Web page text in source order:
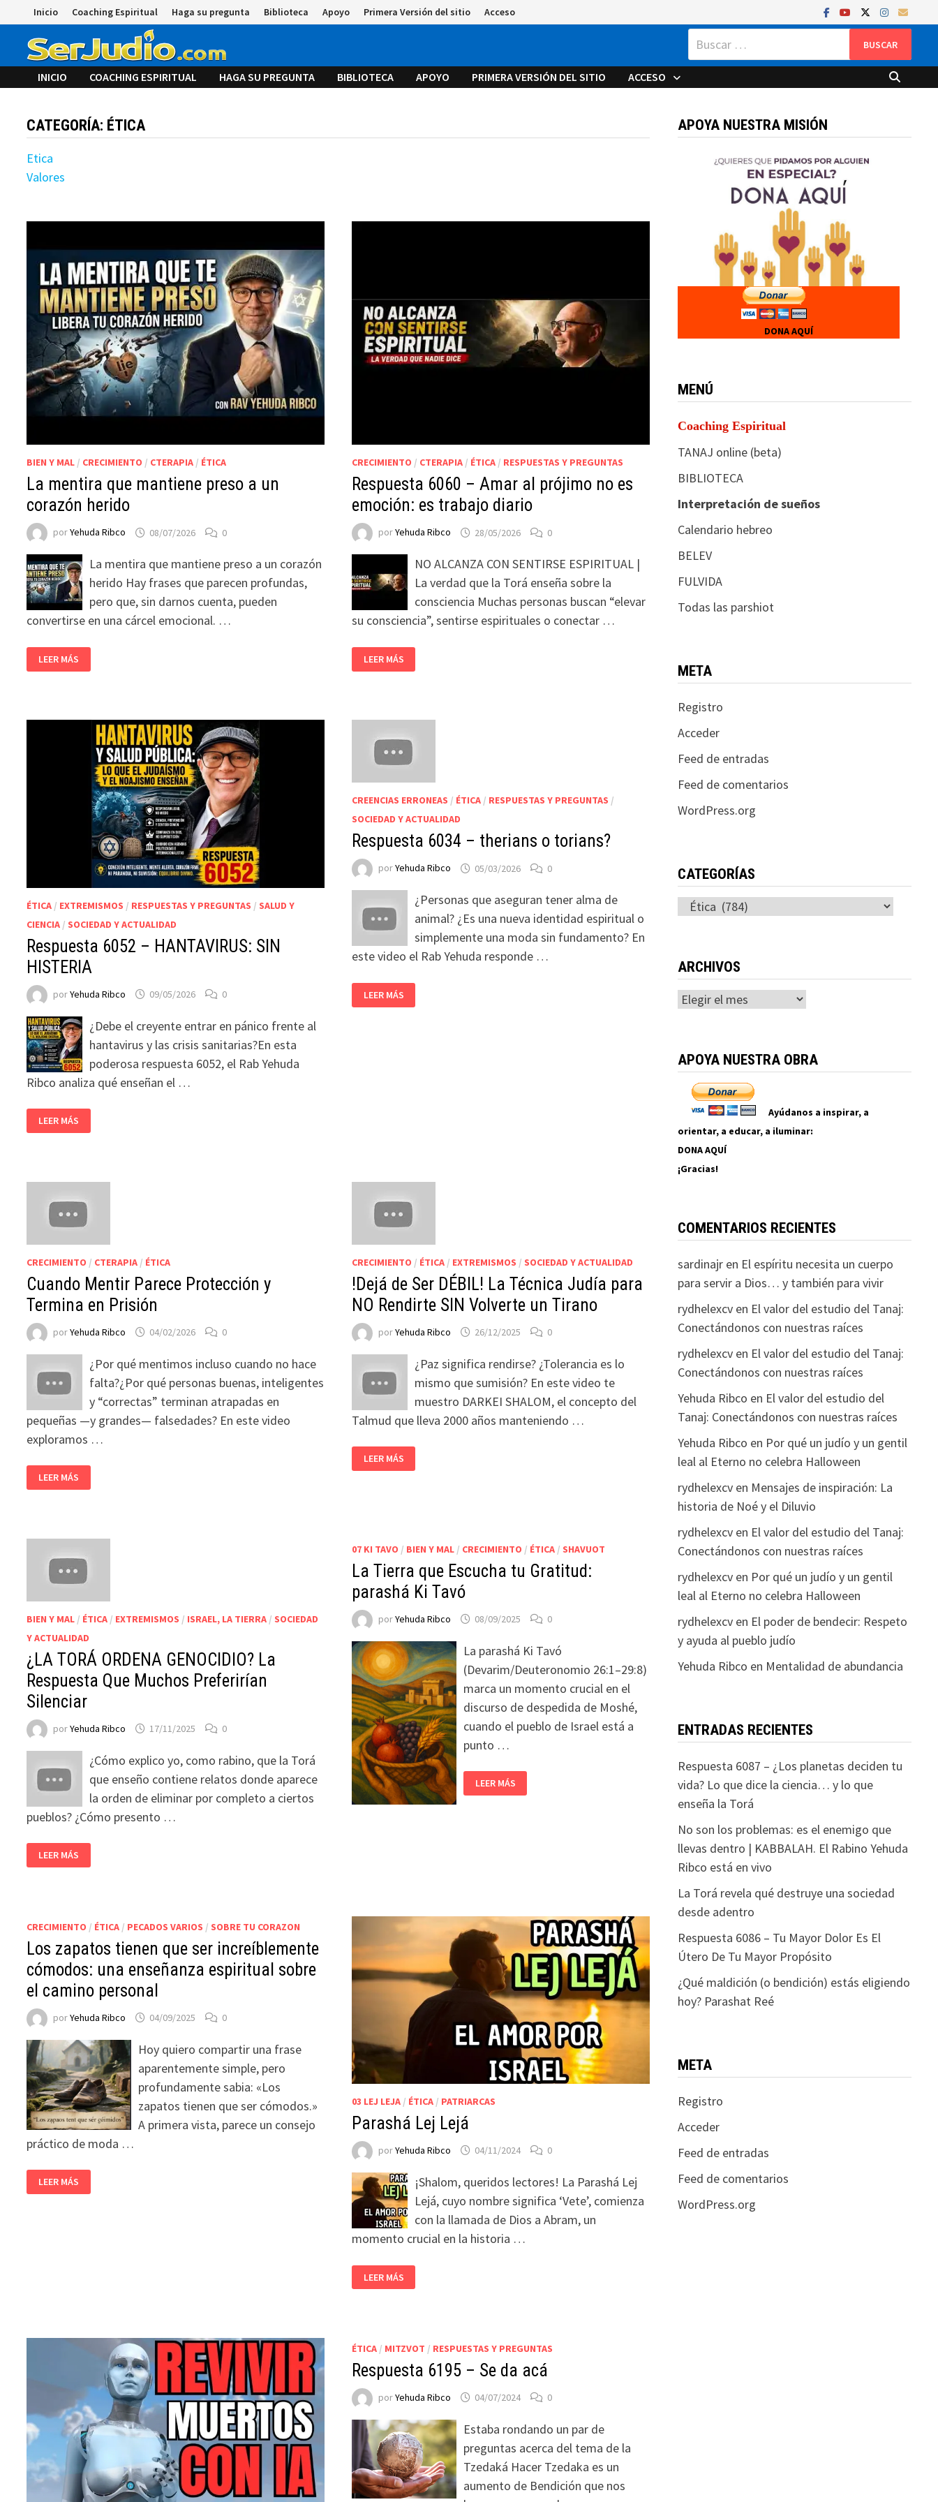
al
contenido
Inicio Coaching Espiritual Haga su pregunta Biblioteca Apoyo Primera Versión del sitio Acceso
Buscar:
INICIO COACHING ESPIRITUAL HAGA SU PREGUNTA BIBLIOTECA APOYO PRIMERA VERSIÓN DEL SITIO ACCESO
CATEGORÍA: ÉTICA
Etica
Valores
BIEN Y MAL / CRECIMIENTO / CTERAPIA / ÉTICA
La mentira que mantiene preso a un
corazón herido
porYehuda Ribco 08/07/2026 0
La mentira que mantiene preso a un corazón
herido Hay frases que parecen profundas,
pero que, sin darnos cuenta, pueden
convertirse en una cárcel emocional. …
LEER MÁS
CRECIMIENTO / CTERAPIA/ ÉTICA/ RESPUESTAS Y PREGUNTAS
Respuesta 6060 – Amar al prójimo no es
emoción: es trabajo diario
porYehuda Ribco 28/05/2026 0
NO ALCANZA CON SENTIRSE ESPIRITUAL |
La verdad que la Torá enseña sobre la
consciencia Muchas personas buscan “elevar
su consciencia”, sentirse espirituales o conectar …
LEER MÁS
ÉTICA / EXTREMISMOS / RESPUESTAS Y PREGUNTAS / SALUD Y
CIENCIA / SOCIEDAD Y ACTUALIDAD
Respuesta 6052 – HANTAVIRUS: SIN
HISTERIA
porYehuda Ribco 09/05/2026 0
¿Debe el creyente entrar en pánico frente al
hantavirus y las crisis sanitarias?En esta
poderosa respuesta 6052, el Rab Yehuda
Ribco analiza qué enseñan el …
LEER MÁS
CREENCIAS ERRONEAS / ÉTICA/ RESPUESTAS Y PREGUNTAS /
SOCIEDAD Y ACTUALIDAD
Respuesta 6034 – therians o torians?
porYehuda Ribco 05/03/2026 0
¿Personas que aseguran tener alma de
animal? ¿Es una nueva identidad espiritual o
simplemente una moda sin fundamento? En
este video el Rab Yehuda responde …
LEER MÁS
CRECIMIENTO / CTERAPIA / ÉTICA
Cuando Mentir Parece Protección y
Termina en Prisión
porYehuda Ribco 04/02/2026 0
¿Por qué mentimos incluso cuando no hace
falta?¿Por qué personas buenas, inteligentes
y “correctas” terminan atrapadas en
pequeñas —y grandes— falsedades? En este video
exploramos …
LEER MÁS
CRECIMIENTO / ÉTICA/ EXTREMISMOS / SOCIEDAD Y ACTUALIDAD
!Dejá de Ser DÉBIL! La Técnica Judía para
NO Rendirte SIN Volverte un Tirano
porYehuda Ribco 26/12/2025 0
¿Paz significa rendirse? ¿Tolerancia es lo
mismo que sumisión? En este video te
muestro DARKEI SHALOM, el concepto del
Talmud que lleva 2000 años manteniendo …
LEER MÁS
BIEN Y MAL / ÉTICA / EXTREMISMOS / ISRAEL, LA TIERRA / SOCIEDAD
Y ACTUALIDAD
¿LA TORÁ ORDENA GENOCIDIO? La
Respuesta Que Muchos Preferirían
Silenciar
porYehuda Ribco 17/11/2025 0
¿Cómo explico yo, como rabino, que la Torá
que enseño contiene relatos donde aparece
la orden de eliminar por completo a ciertos
pueblos? ¿Cómo presento …
LEER MÁS
07 KI TAVO / BIEN Y MAL/ CRECIMIENTO / ÉTICA/ SHAVUOT
La Tierra que Escucha tu Gratitud:
parashá Ki Tavó
porYehuda Ribco 08/09/2025 0
La parashá Ki Tavó
(Devarim/Deuteronomio 26:1–29:8)
marca un momento crucial en el
discurso de despedida de Moshé,
cuando el pueblo de Israel está a
punto …
LEER MÁS
CRECIMIENTO / ÉTICA / PECADOS VARIOS / SOBRE TU CORAZON
Los zapatos tienen que ser increíblemente
cómodos: una enseñanza espiritual sobre
el camino personal
porYehuda Ribco 04/09/2025 0
Hoy quiero compartir una frase
aparentemente simple, pero
profundamente sabia: «Los
zapatos tienen que ser cómodos.»
A primera vista, parece un consejo
práctico de moda …
LEER MÁS
03 LEJ LEJA/ ÉTICA/ PATRIARCAS
Parashá Lej Lejá
porYehuda Ribco 04/11/2024 0
¡Shalom, queridos lectores! La Parashá Lej
Lejá, cuyo nombre significa ‘Vete’, comienza
con la llamada de Dios a Abram, un
momento crucial en la historia …
LEER MÁS
ÉTICA/ MITZVOT / RESPUESTAS Y PREGUNTAS
Respuesta 6195 – Se da acá
porYehuda Ribco 04/07/2024 0
Estaba rondando un par de
preguntas acerca del tema de la
Tzedaká Hacer Tzedaka es un
aumento de Bendición que nos
APOYA NUESTRA MISIÓN
DONA AQUÍ
MENÚ
Coaching Espiritual
TANAJ online (beta)
BIBLIOTECA
Interpretación de sueños
Calendario hebreo
BELEV
FULVIDA
Todas las parshiot
META
Registro
Acceder
Feed de entradas
Feed de comentarios
WordPress.org
CATEGORÍAS
Categorías
ARCHIVOS
Archivos
APOYA NUESTRA OBRA
Ayúdanos a inspirar, a
orientar, a educar, a iluminar:
DONA AQUÍ
¡Gracias!
COMENTARIOS RECIENTES
sardinajren El espíritu necesita un cuerpo
para servir a Dios… y también para vivir
rydhelexcven El valor del estudio del Tanaj:
Conectándonos con nuestras raíces
rydhelexcven El valor del estudio del Tanaj:
Conectándonos con nuestras raíces
Yehuda Ribco en El valor del estudio del
Tanaj: Conectándonos con nuestras raíces
Yehuda Ribco en Por qué un judío y un gentil
leal al Eterno no celebra Halloween
rydhelexcven Mensajes de inspiración: La
historia de Noé y el Diluvio
rydhelexcven El valor del estudio del Tanaj:
Conectándonos con nuestras raíces
rydhelexcven Por qué un judío y un gentil
leal al Eterno no celebra Halloween
rydhelexcven El poder de bendecir: Respeto
y ayuda al pueblo judío
Yehuda Ribco en Mentalidad de abundancia
ENTRADAS RECIENTES
Respuesta 6087 – ¿Los planetas deciden tu
vida? Lo que dice la ciencia… y lo que
enseña la Torá
No son los problemas: es el enemigo que
llevas dentro | KABBALAH. El Rabino Yehuda
Ribco está en vivo
La Torá revela qué destruye una sociedad
desde adentro
Respuesta 6086 – Tu Mayor Dolor Es El
Útero De Tu Mayor Propósito
¿Qué maldición (o bendición) estás eligiendo
hoy? Parashat Reé
META
Registro
Acceder
Feed de entradas
Feed de comentarios
WordPress.org